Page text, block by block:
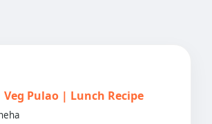
Veg Pulao | Lunch Recipe